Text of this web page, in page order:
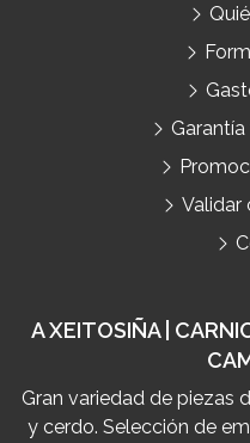
A XEITOSIÑA |
Gran variedad de piezas
y cerdo. Selección de
Validar